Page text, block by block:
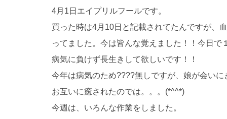
4月1日エイプリルフールです。
買った時は4月10日と記載されてたんですが、
ってました。今は皆んな覚えました！！今日で
病気に負けず長生きして欲しいです！！
今年は病気のため????無しですが、娘が会い
お互いに癒されたのでは。。。(*^^*)
今週は、いろんな作業をしました。